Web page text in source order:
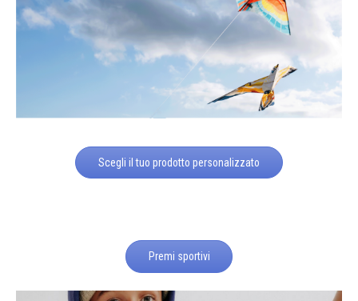
Scegli il tuo prodotto personalizzato
Premi sportivi